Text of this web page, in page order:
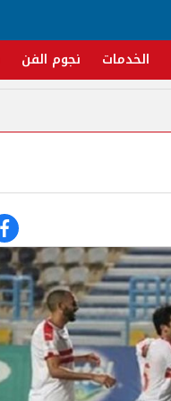
الخدمات نجوم الفن